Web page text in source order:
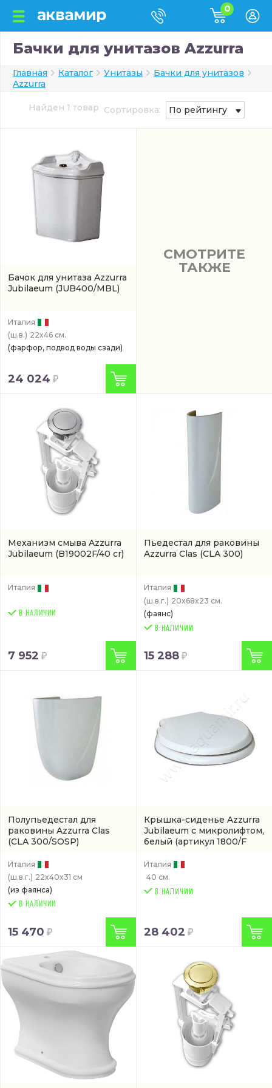
0
Бачки для унитазов Azzurra
Главная Каталог Унитазы
Бачки для унитазов
Azzurra
Найден 1 товар Сортировка: По рейтингу
Бачок для унитаза Azzurra
Jubilaeum (JUB400/MBL)
Италия
(ш.в.) 22x46 см.
(фарфор, подвод воды сзади)
24 024
СМОТРИТЕ
ТАКЖЕ
Механизм смыва Azzurra
Jubilaeum (B19002F/40 cr)
Италия
В НАЛИЧИИ
7 952
Пьедестал для раковины
Azzurra Clas (CLA 300)
Италия
(ш.в.г.) 20x68x23 см.
(фаянс)
15 288
Полупьедестал для
раковины Azzurra Clas
(CLA 300/SOSP)
Италия
(ш.в.г.) 22x40x31 см
(из фаянса)
В НАЛИЧИИ
15 470
Крышка-сиденье Azzurra
Jubilaeum с микролифтом,
белый (артикул 1800/F
Италия
40 см.
28 402